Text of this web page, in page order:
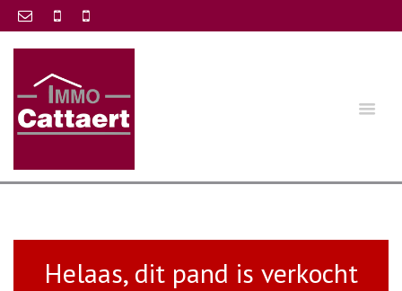
Helaas, dit pand is verkocht